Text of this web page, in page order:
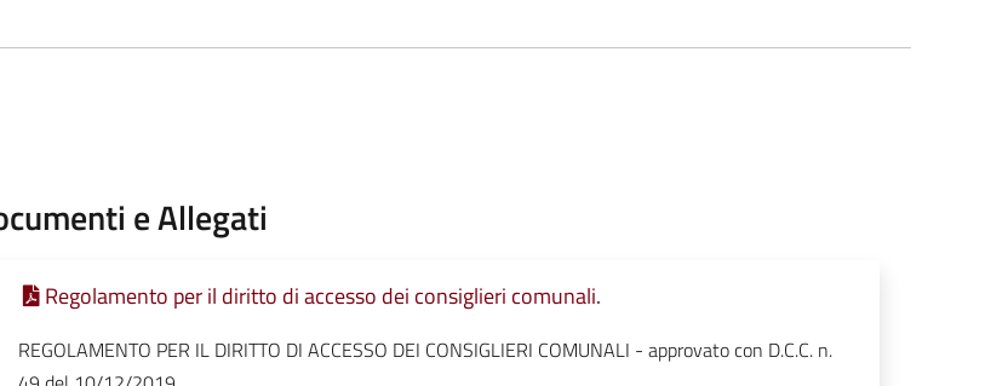
e Allegati
Regolamento per il diritto di accesso dei consiglieri comunali.
REGOLAMENTO PER IL DIRITTO DI ACCESSO DEI CONSIGLIERI COMUNALI - approvato con D.C.C. n.